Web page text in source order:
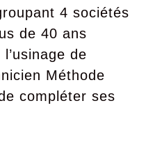
4 sociétés
de 40 ans
de
Méthode
compléter ses